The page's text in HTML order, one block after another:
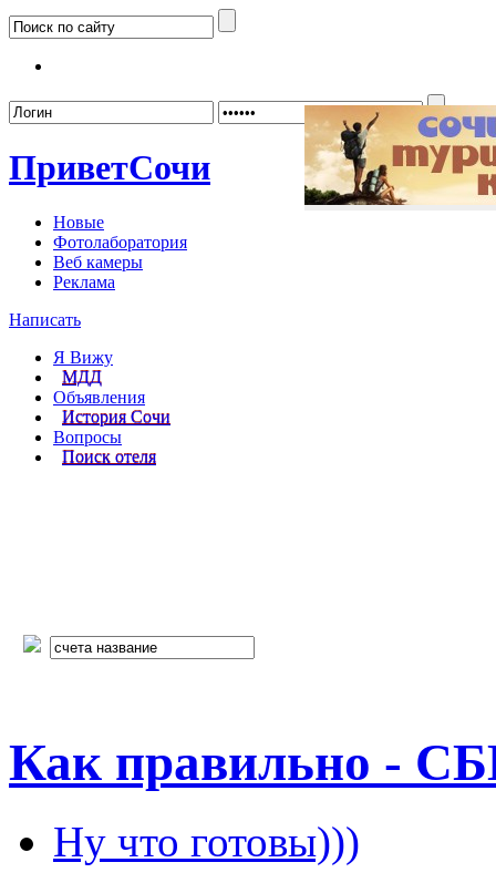
ПриветСочи
Новые
Фотолаборатория
Веб камеры
Реклама
Написать
Я Вижу
МДД
Объявления
История Сочи
Вопросы
Поиск отеля
Как правильно -
Ну что готовы)))